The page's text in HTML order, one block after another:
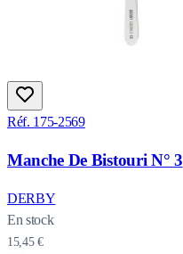
Réf. 175-2569
Manche De Bistouri N° 3
DERBY
En stock
15,45 €